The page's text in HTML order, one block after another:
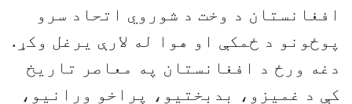
افغانستان د وخت د شوروي اتحاد سرو
پوځونو د ځمکې او هوا له لارې یرغل وکړ.
دغه ورځ د افغانستان په معاصر تاریخ
کې د غمیزو، بدبختیو، پراخو ورانیو،